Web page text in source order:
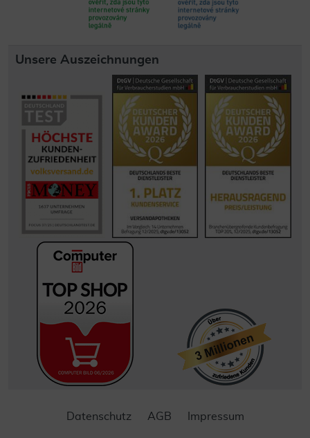
Unsere Auszeichnungen
Datenschutz AGB Impressum